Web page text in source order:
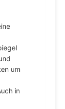
um
in